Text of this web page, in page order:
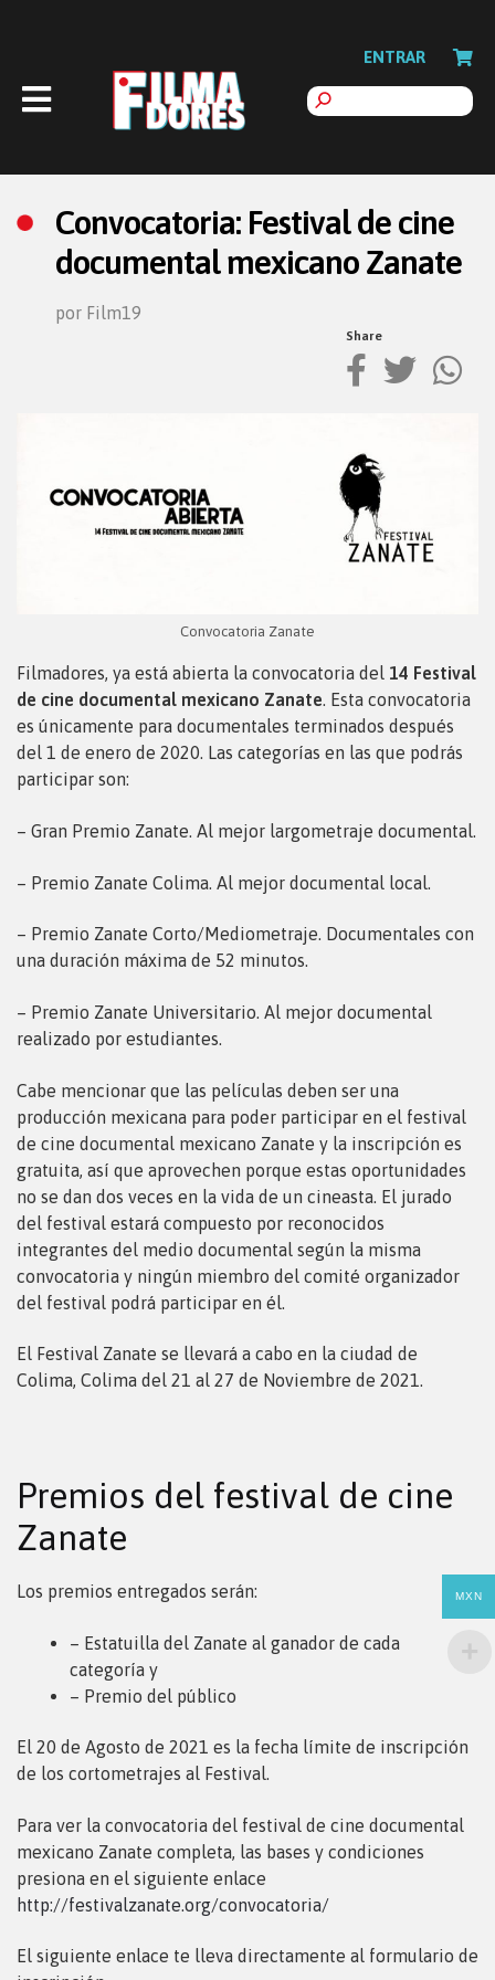
ENTRAR
Convocatoria: Festival de cine
documental mexicano Zanate
por Film19
Share
Convocatoria Zanate
Filmadores, ya está abierta la convocatoria del 14 Festival
de cine documental mexicano Zanate. Esta convocatoria
es únicamente para documentales terminados después
del 1 de enero de 2020. Las categorías en las que podrás
participar son:
– Gran Premio Zanate. Al mejor largometraje documental.
– Premio Zanate Colima. Al mejor documental local.
– Premio Zanate Corto/Mediometraje. Documentales con
una duración máxima de 52 minutos.
– Premio Zanate Universitario. Al mejor documental
realizado por estudiantes.
Cabe mencionar que las películas deben ser una
producción mexicana para poder participar en el festival
de cine documental mexicano Zanate y la inscripción es
gratuita, así que aprovechen porque estas oportunidades
no se dan dos veces en la vida de un cineasta. El jurado
del festival estará compuesto por reconocidos
integrantes del medio documental según la misma
convocatoria y ningún miembro del comité organizador
del festival podrá participar en él.
El Festival Zanate se llevará a cabo en la ciudad de
Colima, Colima del 21 al 27 de Noviembre de 2021.
Premios del festival de cine
Zanate
Los premios entregados serán:
– Estatuilla del Zanate al ganador de cada
categoría y
– Premio del público
El 20 de Agosto de 2021 es la fecha límite de inscripción
de los cortometrajes al Festival.
Para ver la convocatoria del festival de cine documental
mexicano Zanate completa, las bases y condiciones
presiona en el siguiente enlace
http://festivalzanate.org/convocatoria/
El siguiente enlace te lleva directamente al formulario de
MXN